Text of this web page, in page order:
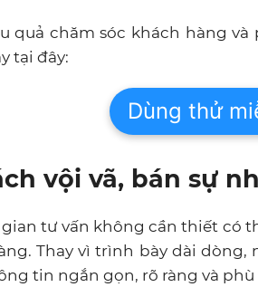
quả chăm sóc khách hàng
tại đây:
Dùng thử
vội vã, bán sự
tư vấn không cần thiết có
Thay vì trình bày dài
tin ngắn gọn, rõ ràng và